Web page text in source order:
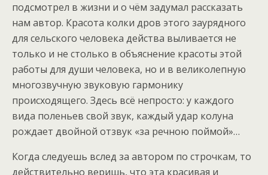
подсмотрел в жизни и о чём задумал рассказать
нам автор. Красота колки дров этого заурядного
для сельского человека действа выливается не
только и не столько в объяснение красоты этой
работы для души человека, но и в великолепную
многозвучную звуковую гармонику
происходящего. Здесь всё непросто: у каждого
вида поленьев свой звук, каждый удар колуна
рождает двойной отзвук «за речною поймой»…
Когда следуешь вслед за автором по строчкам, то
действительно веришь, что эта красивая и